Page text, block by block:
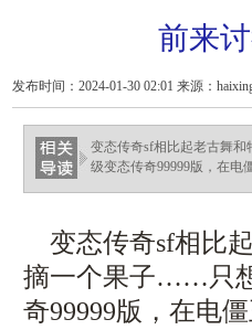
前来
发布时间：2024-01-30 02:01 来源：
haixinganggou.com
变态传奇sf相比起老古舞
级变态传奇99999版，在电
变态传奇sf相比
摘一个果子……只
奇99999版，在电